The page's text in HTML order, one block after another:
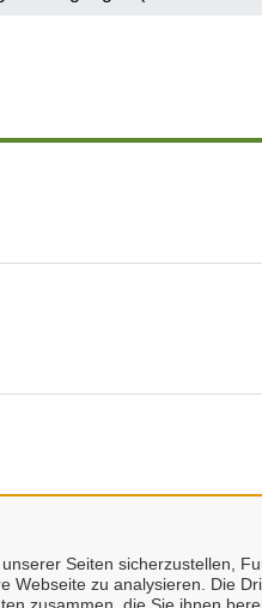
Seiten sicherzustellen,
Webseite zu analysieren. Die